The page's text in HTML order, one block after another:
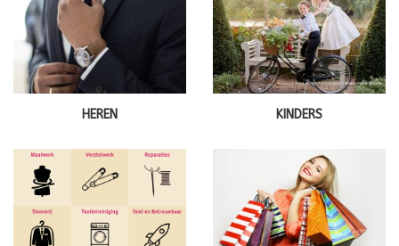
HEREN KINDERS